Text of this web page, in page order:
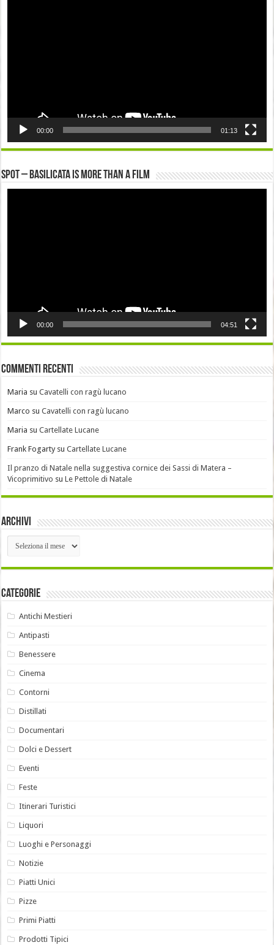
00:00 01:13
Spot – Basilicata is more than a Film
00:00 04:51
Commenti recenti
Maria suCavatelli con ragù lucano
Marco suCavatelli con ragù lucano
Maria suCartellate Lucane
Frank FogartysuCartellate Lucane
Il pranzo di Natale nella suggestiva cornice dei Sassi di Matera –
Vicoprimitivo suLe Pettole di Natale
Archivi
Archivi
Categorie
Antichi Mestieri
Antipasti
Benessere
Cinema
Contorni
Distillati
Documentari
Dolci e Dessert
Eventi
Feste
Itinerari Turistici
Liquori
Luoghi e Personaggi
Notizie
Piatti Unici
Pizze
Primi Piatti
Prodotti Tipici